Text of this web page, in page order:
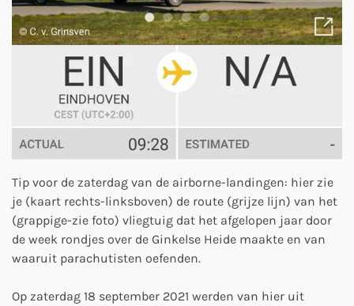
Tip voor de zaterdag van de airborne-landingen: hier zie
je (kaart rechts-linksboven) de route (grijze lijn) van het
(grappige-zie foto) vliegtuig dat het afgelopen jaar door
de week rondjes over de Ginkelse Heide maakte en van
waaruit parachutisten oefenden.
Op zaterdag 18 september 2021 werden van hier uit